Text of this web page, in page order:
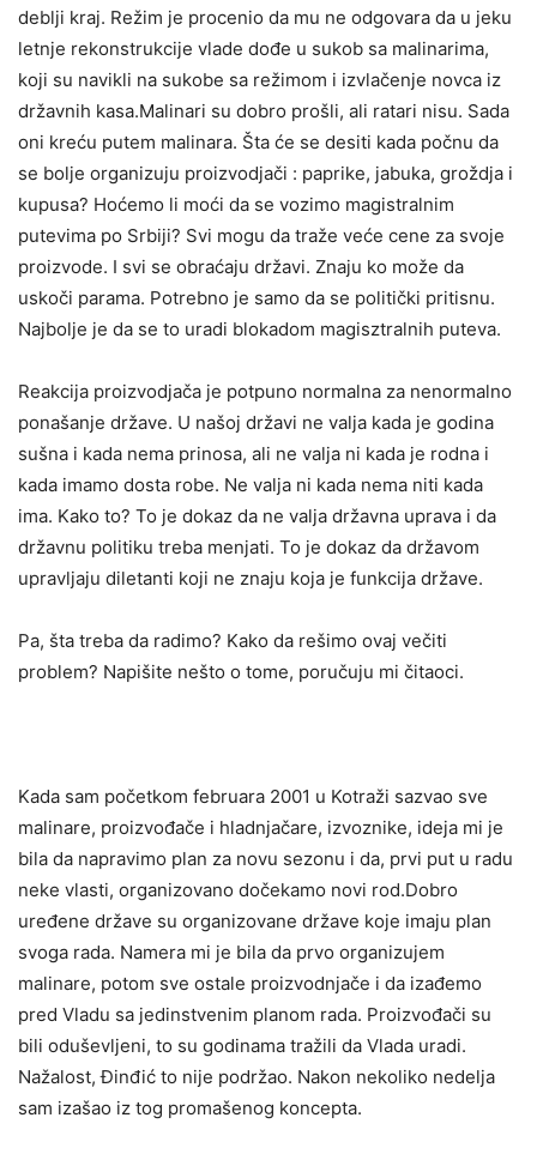
deblji kraj. Režim je procenio da mu ne odgovara da u jeku
letnje rekonstrukcije vlade dođe u sukob sa malinarima,
koji su navikli na sukobe sa režimom i izvlačenje novca iz
državnih kasa.Malinari su dobro prošli, ali ratari nisu. Sada
oni kreću putem malinara. Šta će se desiti kada počnu da
se bolje organizuju proizvodjači : paprike, jabuka, groždja i
kupusa? Hoćemo li moći da se vozimo magistralnim
putevima po Srbiji? Svi mogu da traže veće cene za svoje
proizvode. I svi se obraćaju državi. Znaju ko može da
uskoči parama. Potrebno je samo da se politički pritisnu.
Najbolje je da se to uradi blokadom magisztralnih puteva.
Reakcija proizvodjača je potpuno normalna za nenormalno
ponašanje države. U našoj državi ne valja kada je godina
sušna i kada nema prinosa, ali ne valja ni kada je rodna i
kada imamo dosta robe. Ne valja ni kada nema niti kada
ima. Kako to? To je dokaz da ne valja državna uprava i da
državnu politiku treba menjati. To je dokaz da državom
upravljaju diletanti koji ne znaju koja je funkcija države.
Pa, šta treba da radimo? Kako da rešimo ovaj večiti
problem? Napišite nešto o tome, poručuju mi čitaoci.
Kada sam početkom februara 2001 u Kotraži sazvao sve
malinare, proizvođače i hladnjačare, izvoznike, ideja mi je
bila da napravimo plan za novu sezonu i da, prvi put u radu
neke vlasti, organizovano dočekamo novi rod.Dobro
uređene države su organizovane države koje imaju plan
svoga rada. Namera mi je bila da prvo organizujem
malinare, potom sve ostale proizvodnjače i da izađemo
pred Vladu sa jedinstvenim planom rada. Proizvođači su
bili oduševljeni, to su godinama tražili da Vlada uradi.
Nažalost, Đinđić to nije podržao. Nakon nekoliko nedelja
sam izašao iz tog promašenog koncepta.